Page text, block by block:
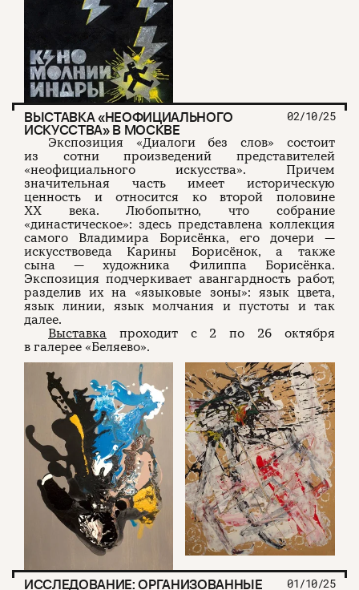
ВЫСТАВКА «НЕОФИЦИАЛЬНОГО
ИСКУССТВА» В МОСКВЕ
02/10/25
Экспозиция «Диалоги без слов» состоит
из сотни произведений представителей
«неофициального искусства». Причем
значительная часть имеет историческую
ценность и относится ко второй половине
XX века. Любопытно, что собрание
«династическое»: здесь представлена коллекция
самого Владимира Борисёнка, его дочери —
искусствоведа Карины Борисёнок, а также
сына — художника Филиппа Борисёнка.
Экспозиция подчеркивает авангардность работ,
разделив их на «языковые зоны»: язык цвета,
язык линии, язык молчания и пустоты и так
далее.
Выставка проходит с 2 по 26 октября
в галерее «Беляево».
ИССЛЕДОВАНИЕ: ОРГАНИЗОВАННЫЕ 01/10/25